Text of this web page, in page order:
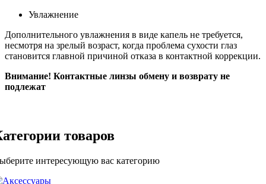
Увлажнение
Дополнительного увлажнения в виде капель не требуется,
несмотря на зрелый возраст, когда проблема сухости глаз
становится главной причиной отказа в контактной коррекции.
Внимание! Контактные линзы обмену и возврату не
подлежат
товаров
интересующую вас категорию